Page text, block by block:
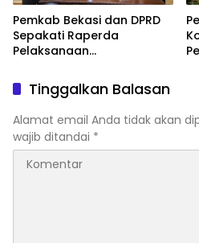
Pemkab Bekasi dan DPRD
Sepakati Raperda
Pelaksanaan
APBD 2025, Perkuat
Akuntabilitas Tata Kelola
Keuangan Daerah
Tinggalkan Balasan
Alamat email Anda tidak akan
wajib ditandai *